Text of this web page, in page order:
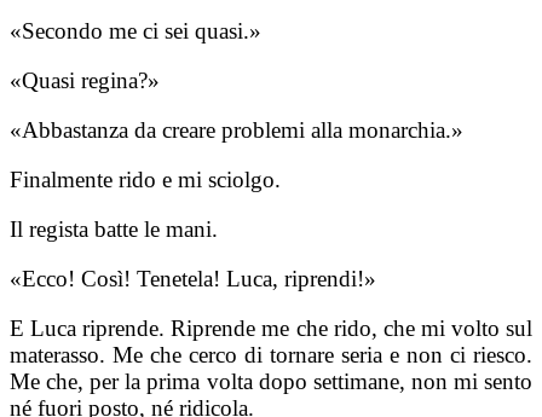
«Secondo me ci sei quasi.»
«Quasi regina?»
«Abbastanza da creare problemi alla monarchia.»
Finalmente rido e mi sciolgo.
Il regista batte le mani.
«Ecco! Così! Tenetela! Luca, riprendi!»
E Luca riprende. Riprende me che rido, che mi volto sul
materasso. Me che cerco di tornare seria e non ci riesco.
Me che, per la prima volta dopo settimane, non mi sento
né fuori posto, né ridicola.